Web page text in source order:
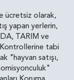
ücretsiz olarak,
yapan yerlerin,
TARIM ve
tabi
"hayvan satışı,